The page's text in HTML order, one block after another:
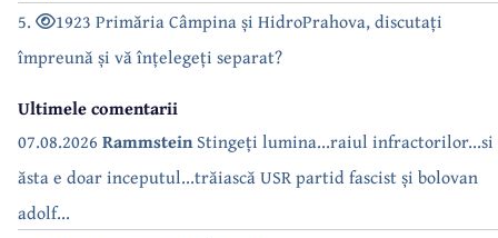
5.
1923 Primăria Câmpina și HidroPrahova, discutați
împreună și vă înțelegeți separat?
Ultimele comentarii
07.08.2026 RammsteinStingeți lumina...raiul infractorilor...si
ăsta e doar inceputul...trăiască USR partid fascist și bolovan
adolf...